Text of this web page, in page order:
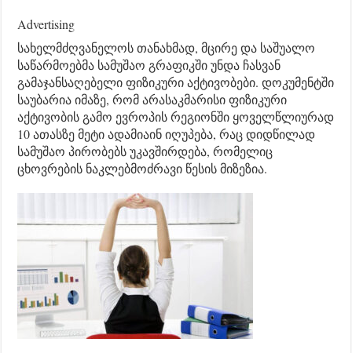
Advertising
სახელმძღვანელოს თანახმად, მცირე და საშუალო
საწარმოებმა სამუშაო გრაფიკში უნდა ჩასვან
გამაჯანსაღებელი ფიზიკური აქტივობები. დოკუმენტში
საუბარია იმაზე, რომ არასაკმარისი ფიზიკური
აქტივობის გამო ევროპის რეგიონში ყოველწლიურად
10 ათასზე მეტი ადამიაინ იღუპება, რაც დიდწილად
სამუშაო პირობებს უკავშირდება, რომელიც
ცხოვრების ნაკლებმოძრავი წესის მიზეზია.